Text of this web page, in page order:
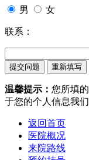
男 女
联系：
温馨提示： 您所填
于您的个人信息我
返回首页
医院概况
来院路线